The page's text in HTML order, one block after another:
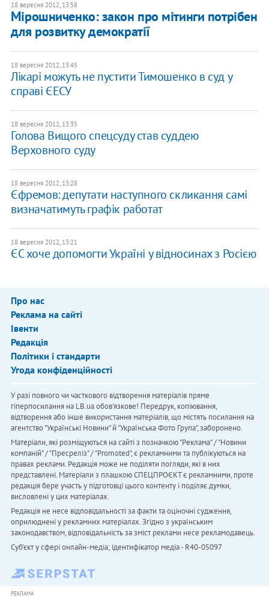
18 вересня 2012, 13:58
Мірошниченко: закон про мітинги потрібен
для розвитку демократії
18 вересня 2012, 13:45
Лікарі можуть не пустити Тимошенко в суд у
справі ЄЕСУ
18 вересня 2012, 13:35
Голова Вищого спецсуду став суддею
Верховного суду
18 вересня 2012, 13:28
Єфремов: депутати наступного скликання самі
визначатимуть графік работат
18 вересня 2012, 13:21
ЄС хоче допомогти Україні у відносинах з Росією
Про нас
Реклама на сайті
Івенти
Редакція
Політики і стандарти
Угода конфіденційності
У разі повного чи часткового відтворення матеріалів пряме
гіперпосилання на LB.ua обов'язкове! Передрук, копіювання,
відтворення або інше використання матеріалів, що містять посилання на
агентство "Українськi Новини" й "Українська Фото Група", заборонено.
Матеріали, які розміщуються на сайті з позначкою "Реклама" / "Новини
компаній" / "Пресреліз" / "Promoted", є рекламними та публікуються на
правах реклами. Редакція може не поділяти погляди, які в них
представлені. Матеріали з плашкою СПЕЦПРОЄКТ є рекламними, проте
редакція бере участь у підготовці цього контенту і поділяє думки,
висловлені у цих матеріалах.
Редакція не несе відповідальності за факти та оціночні судження,
оприлюднені у рекламних матеріалах. Згідно з українським
законодавством, відповідальність за зміст реклами несе рекламодавець.
Cуб'єкт у сфері онлайн-медіа; ідентифікатор медіа - R40-05097
РЕКЛАМА